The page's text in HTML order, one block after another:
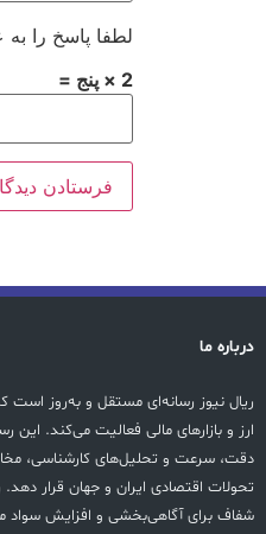
لطفا پاسخ را به
2 × پنج =
درباره ما
ریال نیوز رسانه‌ای مستقل و به‌روز است
ارز و بازارهای مالی فعالیت می‌کند. این
دقت، سرعت و تحلیل‌های کارشناسی،
تحولات اقتصادی ایران و جهان قرار دهد.
شفاف برای آگاهی‌بخشی و افزایش سواد